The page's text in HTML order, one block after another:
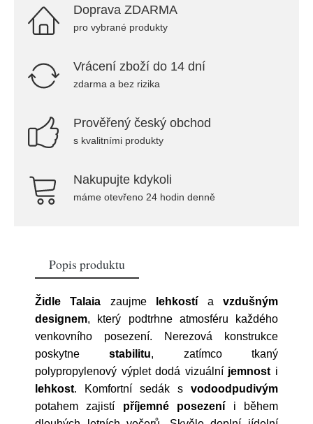
Doprava ZDARMA
pro vybrané produkty
Vrácení zboží do 14 dní
zdarma a bez rizika
Prověřený český obchod
s kvalitními produkty
Nakupujte kdykoli
máme otevřeno 24 hodin denně
Popis produktu
Židle Talaia zaujme lehkostí avzdušným
designem, který podtrhne atmosféru každého
venkovního posezení. Nerezová konstrukce
poskytnestabilitu, zatímco tkaný
polypropylenový výplet dodá vizuální jemnost i
lehkost. Komfortní sedák s vodoodpudivým
potahem zajistí příjemné posezení i během